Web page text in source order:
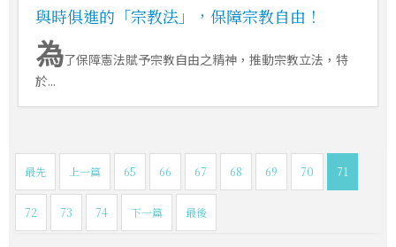
與時俱進的「宗教法」，保障宗教自由！
為了保障憲法賦予宗教自由之精神，推動宗教立法，特
於...
最先 上一篇 65 66 67 68 69 70 71
72 73 74 下一篇 最後